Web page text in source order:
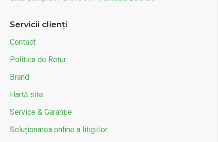
Servicii clienți
Contact
Politica de Retur
Brand
Hartă site
Service & Garanție
Soluționarea online a litigiilor